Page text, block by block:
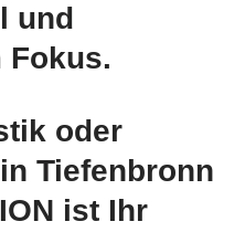
und
Fokus.
oder
Tiefenbronn
ist Ihr